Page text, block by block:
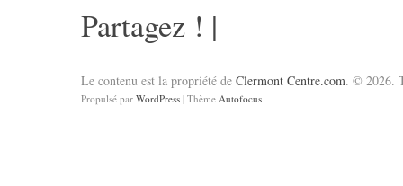
Partagez ! |
Le contenu est la propriété de Clermont Centre.com. © 2026.
Propulsé par WordPress | Thème Autofocus